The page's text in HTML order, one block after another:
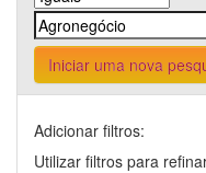
Iniciar uma nova
Adicionar filtros:
Utilizar filtros para